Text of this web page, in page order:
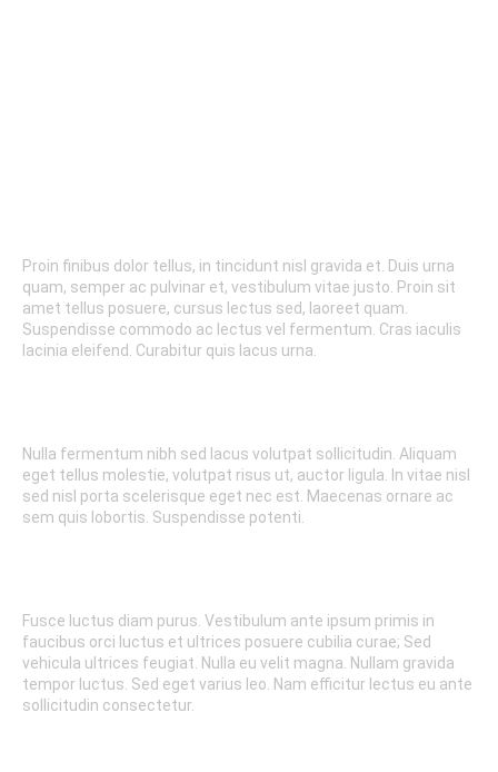
Proin finibus dolor tellus, in tincidunt nisl gravida et. Duis urna
quam, semper ac pulvinar et, vestibulum vitae justo. Proin sit
amet tellus posuere, cursus lectus sed, laoreet quam.
Suspendisse commodo ac lectus vel fermentum. Cras iaculis
lacinia eleifend. Curabitur quis lacus urna.
Nulla fermentum nibh sed lacus volutpat sollicitudin. Aliquam
eget tellus molestie, volutpat risus ut, auctor ligula. In vitae nisl
sed nisl porta scelerisque eget nec est. Maecenas ornare ac
sem quis lobortis. Suspendisse potenti.
Fusce luctus diam purus. Vestibulum ante ipsum primis in
faucibus orci luctus et ultrices posuere cubilia curae; Sed
vehicula ultrices feugiat. Nulla eu velit magna. Nullam gravida
tempor luctus. Sed eget varius leo. Nam efficitur lectus eu ante
sollicitudin consectetur.